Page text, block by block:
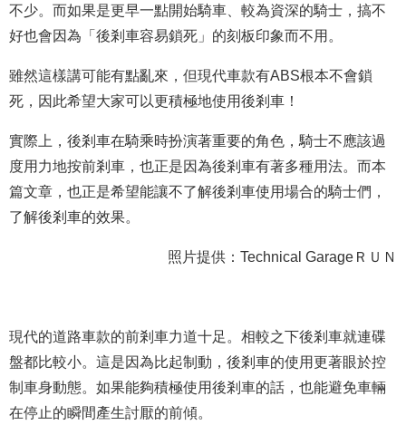
不少。而如果是更早一點開始騎車、較為資深的騎士，搞不
好也會因為「後剎車容易鎖死」的刻板印象而不用。
雖然這樣講可能有點亂來，但現代車款有ABS根本不會鎖
死，因此希望大家可以更積極地使用後剎車！
實際上，後剎車在騎乘時扮演著重要的角色，騎士不應該過
度用力地按前剎車，也正是因為後剎車有著多種用法。而本
篇文章，也正是希望能讓不了解後剎車使用場合的騎士們，
了解後剎車的效果。
照片提供：Technical GarageＲＵＮ
現代的道路車款的前剎車力道十足。相較之下後剎車就連碟
盤都比較小。這是因為比起制動，後剎車的使用更著眼於控
制車身動態。如果能夠積極使用後剎車的話，也能避免車輛
在停止的瞬間產生討厭的前傾。